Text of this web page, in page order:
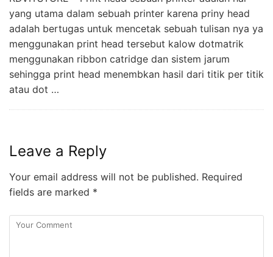
yang utama dalam sebuah printer karena priny head
adalah bertugas untuk mencetak sebuah tulisan nya ya
menggunakan print head tersebut kalow dotmatrik
menggunakan ribbon catridge dan sistem jarum
sehingga print head menembkan hasil dari titik per titik
atau dot …
Leave a Reply
Your email address will not be published. Required
fields are marked *